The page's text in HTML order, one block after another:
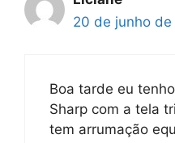
20 de junho de
Boa tarde eu
Sharp com a tela
tem arrumação